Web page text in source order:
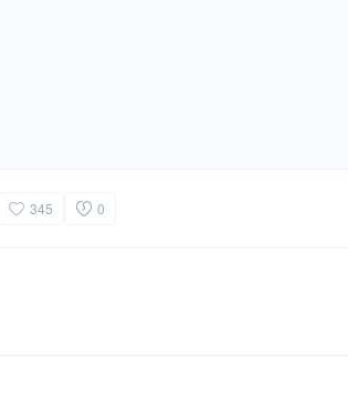
345 0